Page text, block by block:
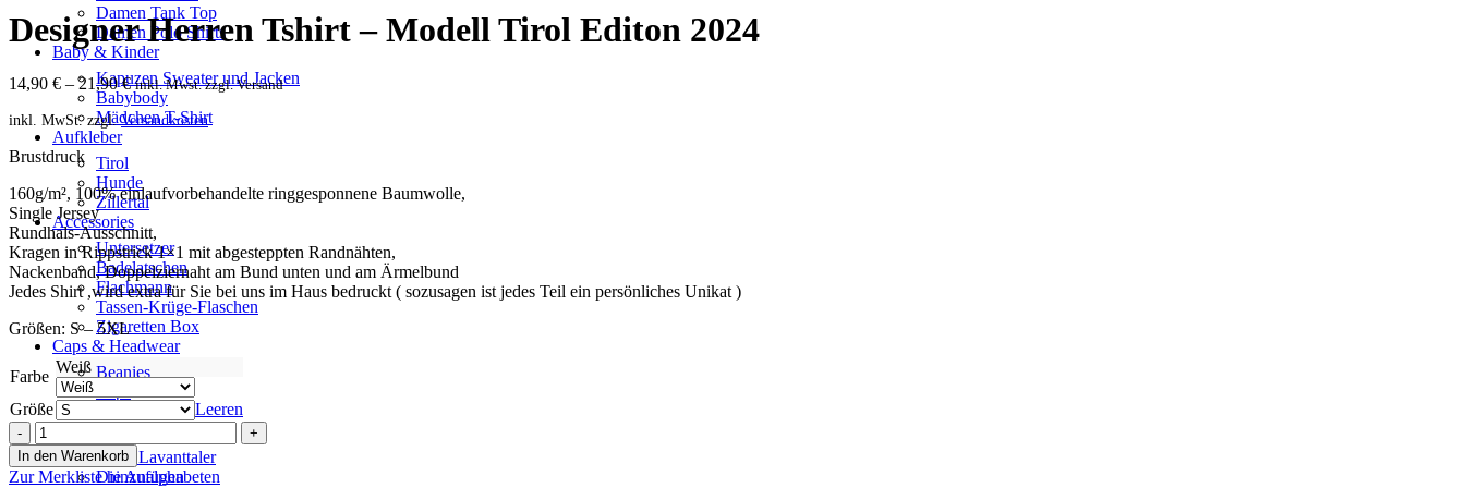
Damen Tank Top
Damen Polo Shirts
Baby & Kinder
Kapuzen Sweater und Jacken
Babybody
Mädchen T-Shirt
Aufkleber
Tirol
Hunde
Zillertal
Accessories
Untersetzer
Badelatschen
Flachmann
Tassen-Krüge-Flaschen
Zigaretten Box
Caps & Headwear
Beanies
Die 3 Lavanttaler
Die Analphabeten
Designer Herren Tshirt – Modell Tirol Editon 2024
14,90 € –21,90€ inkl. Mwst. zzgl. Versand
inkl. MwSt. zzgl.Versandkosten
Brustdruck
160g/m², 100% einlaufvorbehandelte ringgesponnene Baumwolle,
Single Jersey
Rundhals-Ausschnitt,
Kragen in Rippstrick 1×1 mit abgesteppten Randnähten,
Nackenband, Doppelziernaht am Bund unten und am Ärmelbund
Jedes Shirt ,wird extra für Sie bei uns im Haus bedruckt ( sozusagen ist jedes Teil ein persönliches Unikat )
Größen: S – 5XL
Farbe
Weiß
Größe
Leeren
Designer
Herren
Tshirt
In den Warenkorb
Zur Merkliste hinzufügen